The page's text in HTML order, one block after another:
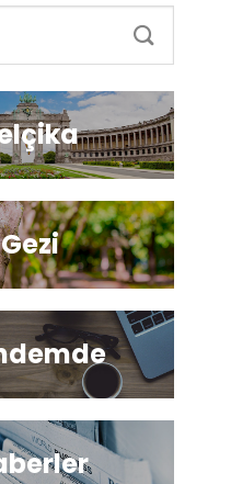
Gezi